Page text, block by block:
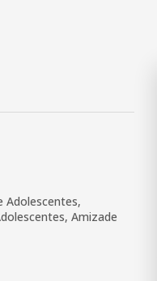
Adolescentes,
Amizade